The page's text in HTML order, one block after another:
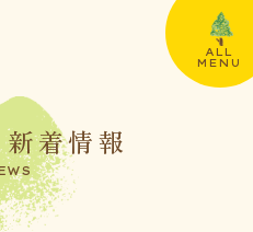
ALL
MENU
着情報